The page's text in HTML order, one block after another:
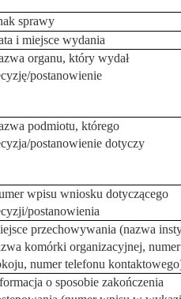
sprawy
i miejsce wydania
organu, który wydał
postanowienie
podmiotu, którego
postanowienie dotyczy
wpisu wniosku dotyczącego
postanowienia
przechowywania (nazwa
komórki organizacyjnej, numer
numer telefonu
o sposobie zakończenia